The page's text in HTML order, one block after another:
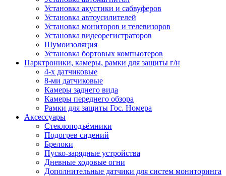
Установка акустики и сабвуферов
Установка автоусилителей
Установка мониторов и телевизоров
Установка видеорегистраторов
Шумоизоляция
Установка бортовых компьютеров
Парктроники, камеры, рамки для защиты г/н
4-х датчиковые
8-ми датчиковые
Камеры заднего вида
Камеры переднего обзора
Рамки для защиты Гос. Номера
Аксессуары
Стеклоподъёмники
Подогрев сидений
Брелоки
Пуско-зарядные устройства
Дневные ходовые огни
Дополнительные датчики для систем мониторинга